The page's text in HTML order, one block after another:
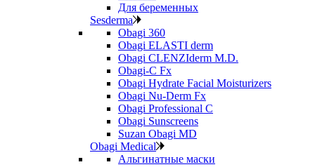
Для беременных
Sesderma
Obagi 360
Obagi ELASTI derm
Obagi CLENZIderm M.D.
Obagi-C Fx
Obagi Hydrate Facial Moisturizers
Obagi Nu-Derm Fx
Obagi Professional C
Obagi Sunscreens
Suzan Obagi MD
Obagi Medical
Альгинатные маски